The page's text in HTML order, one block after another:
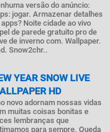
versão do anúncio:
jogar. Armazenar detalhes
Noite cidade ao vivo
de parede gratuito pro de
de inverno com. Wallpaper.
Snow2chr..
YEAR SNOW LIVE
HD
novo adornam nossas vidas
muitas coisas bonitas e
lembranças que
para sempre. Queda